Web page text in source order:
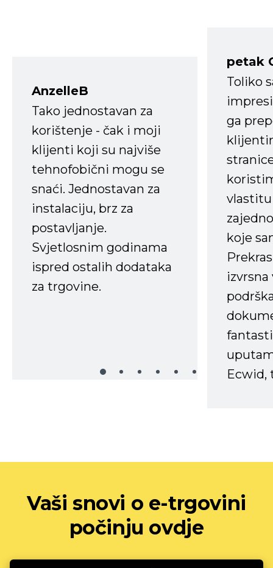
AnzelleB
Tako jednostavan za
korištenje - čak i moji
klijenti koji su najviše
tehnofobični mogu se
snaći. Jednostavan za
instalaciju, brz za
postavljanje.
Svjetlosnim godinama
ispred ostalih dodataka
za trgovine.
petak
Toliko
ga
koje
Ecwid,
Vaši snovi o e-trgovini
počinju ovdje